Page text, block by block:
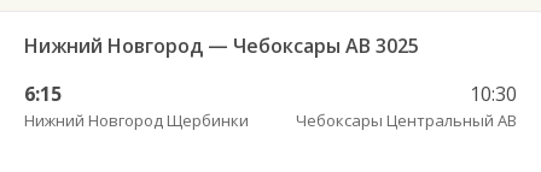
Нижний Новгород — Чебоксары АВ 3025
6:15
Нижний Новгород Щербинки
10:30
Чебоксары Центральный АВ